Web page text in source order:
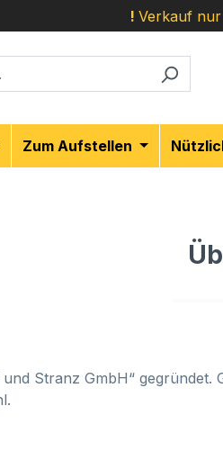
! Verkauf
Zum Aufstellen
Stranz GmbH“ gegründet.